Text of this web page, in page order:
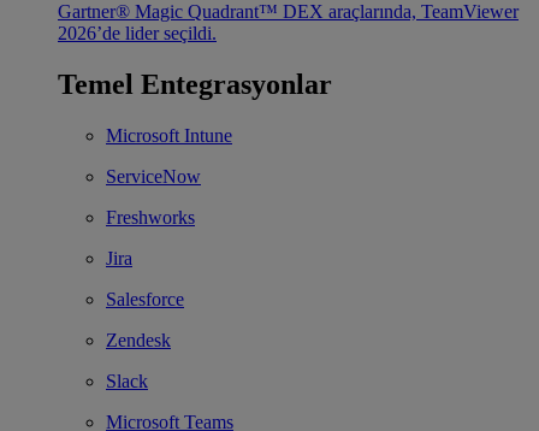
Gartner® Magic Quadrant™ DEX araçlarında, TeamViewer
2026’de lider seçildi.
Temel Entegrasyonlar
Microsoft Intune
ServiceNow
Freshworks
Jira
Salesforce
Zendesk
Slack
Microsoft Teams